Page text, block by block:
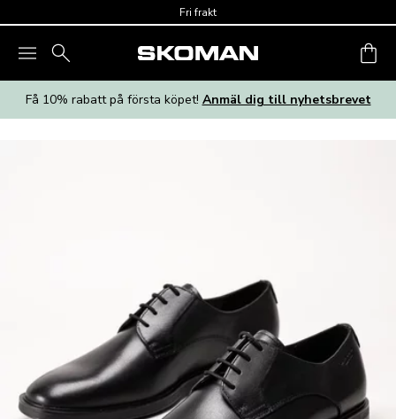
Fri frakt
Få 10% rabatt på första köpet! Anmäl dig till nyhetsbrevet